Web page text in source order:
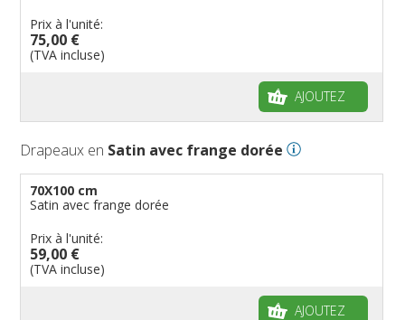
Prix à l'unité:
75,00 €
(TVA incluse)
AJOUTEZ
Drapeaux en Satin avec frange dorée
70X100 cm
Satin avec frange dorée
Prix à l'unité:
59,00 €
(TVA incluse)
AJOUTEZ